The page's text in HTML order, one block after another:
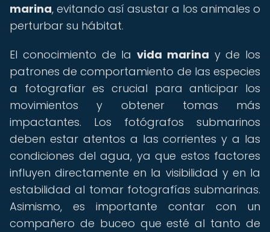
marina, evitando así asustar a los animales o
perturbar su hábitat.
El conocimiento de la vida marina y de los
patrones de comportamiento de las especies
a fotografiar es crucial para anticipar los
movimientos y obtener tomas más
impactantes. Los fotógrafos submarinos
deben estar atentos a las corrientes y a las
condiciones del agua, ya que estos factores
influyen directamente en la visibilidad y en la
estabilidad al tomar fotografías submarinas.
Asimismo, es importante contar con un
compañero de buceo que esté al tanto de